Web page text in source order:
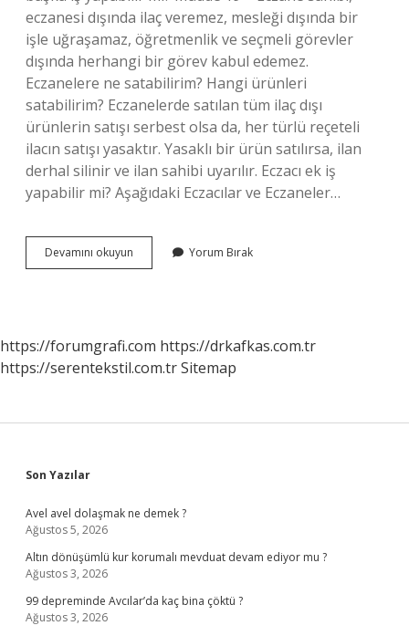
eczanesi dışında ilaç veremez, mesleği dışında bir
işle uğraşamaz, öğretmenlik ve seçmeli görevler
dışında herhangi bir görev kabul edemez.
Eczanelere ne satabilirim? Hangi ürünleri
satabilirim? Eczanelerde satılan tüm ilaç dışı
ürünlerin satışı serbest olsa da, her türlü reçeteli
ilacın satışı yasaktır. Yasaklı bir ürün satılırsa, ilan
derhal silinir ve ilan sahibi uyarılır. Eczacı ek iş
yapabilir mi? Aşağıdaki Eczacılar ve Eczaneler…
Devamını okuyun Eczaneler
E
Yorum Bırak
https://forumgrafi.com https://drkafkas.com.tr
https://serentekstil.com.trSitemap
Sidebar
Son Yazılar
Avel avel dolaşmak ne demek ?
Ağustos 5, 2026
Altın dönüşümlü kur korumalı mevduat devam ediyor mu ?
Ağustos 3, 2026
99 depreminde Avcılar’da kaç bina çöktü ?
Ağustos 3, 2026